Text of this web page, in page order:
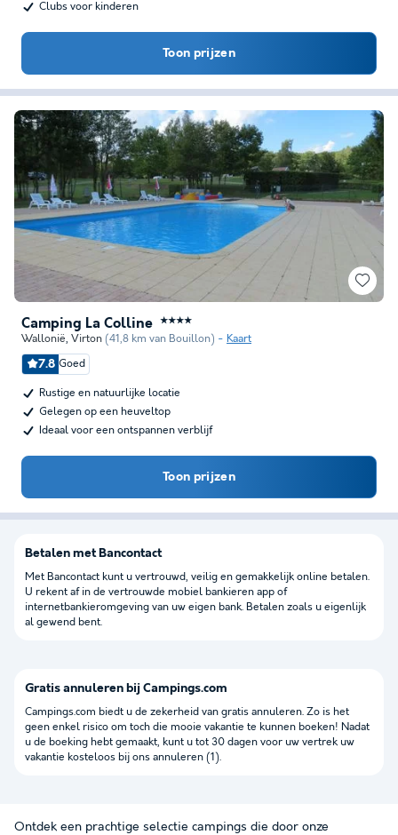
Clubs voor kinderen
Toon prijzen
Camping La Colline ★★★★
Wallonië, Virton (41,8 km van Bouillon) Kaart
7.8 Goed
Rustige en natuurlijke locatie
Gelegen op een heuveltop
Ideaal voor een ontspannen verblijf
Toon prijzen
Betalen met Bancontact
Met Bancontact kunt u vertrouwd, veilig en gemakkelijk online betalen.
U rekent af in de vertrouwde mobiel bankieren app of
internetbankieromgeving van uw eigen bank. Betalen zoals u eigenlijk
al gewend bent.
Gratis annuleren bij Campings.com
Campings.com biedt u de zekerheid van gratis annuleren. Zo is het
geen enkel risico om toch die mooie vakantie te kunnen boeken! Nadat
u de boeking hebt gemaakt, kunt u tot 30 dagen voor uw vertrek uw
vakantie kosteloos bij ons annuleren (1).
Ontdek een prachtige selectie campings die door onze